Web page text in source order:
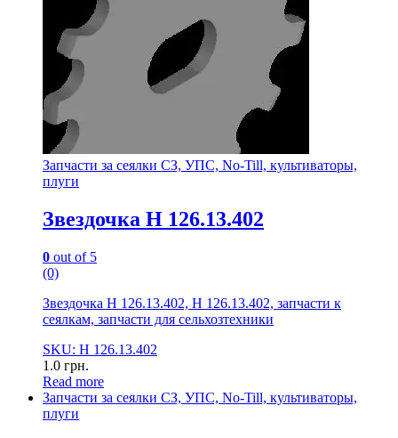
Запчасти за сеялки СЗ, УПС, No-Till, культиваторы,
плуги
Звездочка Н 126.13.402
0 out of 5
(0)
Звездочка Н 126.13.402, Н 126.13.402, запчасти к
сеялкам, запчасти для сельхозтехники
SKU: Н 126.13.402
1.0 грн.
Read more
Запчасти за сеялки СЗ, УПС, No-Till, культиваторы,
плуги